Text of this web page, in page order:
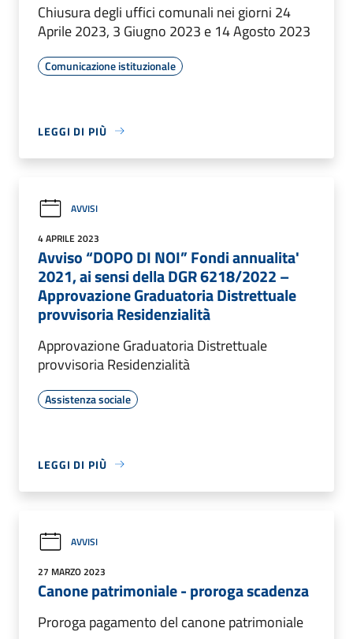
Chiusura degli uffici comunali nei giorni 24
Aprile 2023, 3 Giugno 2023 e 14 Agosto 2023
Comunicazione istituzionale
LEGGI DI PIÙ
AVVISI
4 APRILE 2023
Avviso “DOPO DI NOI” Fondi annualita'
2021, ai sensi della DGR 6218/2022 –
Approvazione Graduatoria Distrettuale
provvisoria Residenzialità
Approvazione Graduatoria Distrettuale
provvisoria Residenzialità
Assistenza sociale
LEGGI DI PIÙ
AVVISI
27 MARZO 2023
Canone patrimoniale - proroga scadenza
Proroga pagamento del canone patrimoniale